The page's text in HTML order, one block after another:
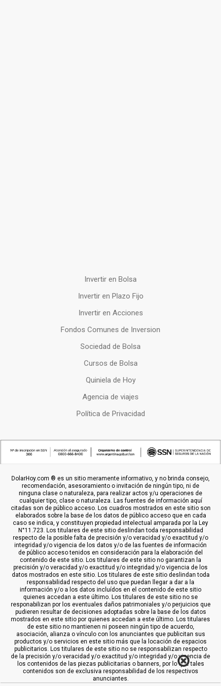
Invertir en Bolsa
Invertir en Plazo Fijo
Invertir en Acciones
Fondos Comunes de Inversion
Sociedad de Bolsa
Cursos de Bolsa
Quiniela de Hoy
Agencia de viajes
Política de Privacidad
DolarHoy.com ® es un sitio meramente informativo, y no brinda consejo,
recomendación, asesoramiento o invitación de ningún tipo, ni de
ninguna clase o naturaleza, para realizar actos y/u operaciones de
cualquier tipo, clase o naturaleza. Las fuentes de información aquí
citadas son de público acceso. Los cuadros mostrados en este sitio son
elaborados sobre la base de los datos de público acceso que en cada
caso se indica, y constituyen propiedad intelectual amparada por la Ley
N°11.723. Los titulares de este sitio deslindan toda responsabilidad
respecto de la posible falta de precisión y/o veracidad y/o exactitud y/o
integridad y/o vigencia de los datos y/o de las fuentes de información
de público acceso tenidos en consideración para la elaboración del
contenido de este sitio. Los titulares de este sitio no garantizan la
precisión y/o veracidad y/o exactitud y/o integridad y/o vigencia de los
datos mostrados en este sitio. Los titulares de este sitio deslindan toda
responsabilidad respecto del uso que puedan llegar a dar a la
información y/o a los datos incluídos en el contenido de este sitio
quienes accedan a este último. Los titulares de este sitio no se
responabilizan por los eventuales daños patrimoniales y/o perjuicios que
pudieren resultar de decisiones adoptadas sobre la base de los datos
mostrados en este sitio por quienes accedan a este último. Los titulares
de este sitio no mantienen ni poseen ningún tipo de acuerdo,
asociación, alianza o vínculo con los anunciantes que publicitan sus
productos y/o servicios en este sitio más que la locación de espacios
publicitarios. Los titulares de este sitio no se responsabilizan respecto
de la precisión y/o veracidad y/o exactitud y/o integridad y/o vigencia de
los contenidos de las piezas publicitarias o banners, por lo que tales
contenidos son de exclusiva responsabilidad de los respectivos
anunciantes.